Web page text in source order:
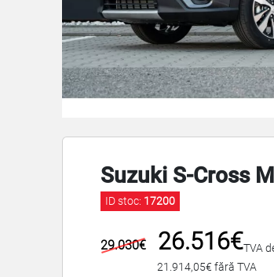
Suzuki S-Cross
ID stoc: 17200
29.030€ 26.516€TVA
21.914,05€ fără TVA